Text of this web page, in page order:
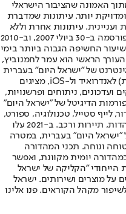
האמונה שהציבור הישראלי
יותר. עיתונות שמדברת
ועניינית. עיתונות אחרת וללא
תשלום. המהדורה המודפסת הראשונה פורסמה ב-30 ביולי 2007, וב-2010
החשיפה הגבוה ביותר בימי
הראשי הוא עמר לחמנוביץ,
של "ישראל היום" בעברית
ובאנגלית, כמו כן היישומונים (אפליקציות) לאנדרואיד ול-iOS, מציגים
ועדכונים, ניתוחים ופרשנויות,
הדיגיטל של "ישראל היום"
לייף סטייל, טכנולוגיה, ספורט,
כלכלה וצרכנות, בריאות, חיילים, אוכל, יהדות, תיירות ורכב. ב-2021 עלו
"ישראל היום" בעברית, במטרה
ונוחה. תכני המהדורה
יומית מקוונת, ואפשר
הייחודי "הקליקה של ישראל
על מוצרים ושירותים. ישראל
מקהל הקוראים. פנו אלינו